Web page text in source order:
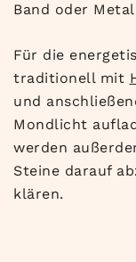
Band oder
Für die
traditionell mit
und
Mondlicht
werden
Steine darauf
klären.